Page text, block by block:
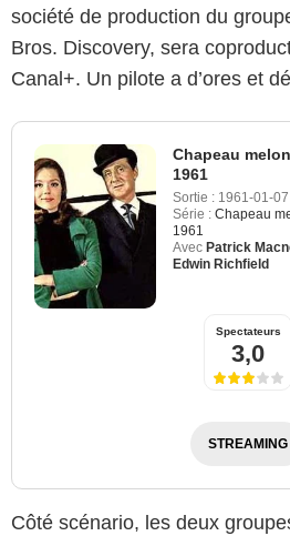
société de production du
Bros. Discovery, sera
Canal+. Un pilote a d’ores et
Chapeau
1961
Sortie : 1961-01-07
Série : Chapeau
1961
Avec Patrick
Edwin Richfield
Spectateurs
3,0
STREAMING
Côté scénario, les deux